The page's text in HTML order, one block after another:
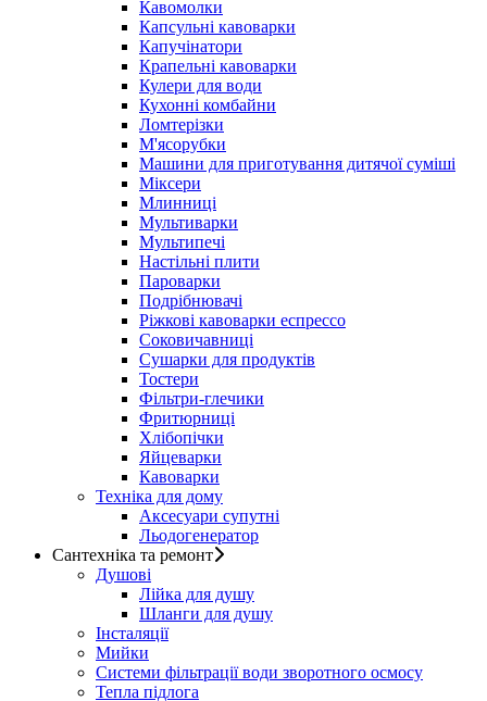
Кавомолки
Капсульні кавоварки
Капучінатори
Крапельні кавоварки
Кулери для води
Кухонні комбайни
Ломтерізки
М'ясорубки
Машини для приготування дитячої суміші
Міксери
Млинниці
Мультиварки
Мультипечі
Настільні плити
Пароварки
Подрібнювачі
Ріжкові кавоварки еспрессо
Соковичавниці
Сушарки для продуктів
Тостери
Фільтри-глечики
Фритюрниці
Хлібопічки
Яйцеварки
Кавоварки
Техніка для дому
Аксесуари супутні
Льодогенератор
Сантехніка та ремонт
Душові
Лійка для душу
Шланги для душу
Інсталяції
Мийки
Системи фільтрації води зворотного осмосу
Тепла підлога